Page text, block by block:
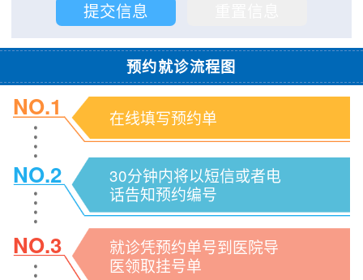
预约就诊流程图
NO.1 在线填写预约单
NO.2
30分钟内将以短信或者电
话告知预约编号
NO.3
就诊凭预约单号到医院导
医领取挂号单